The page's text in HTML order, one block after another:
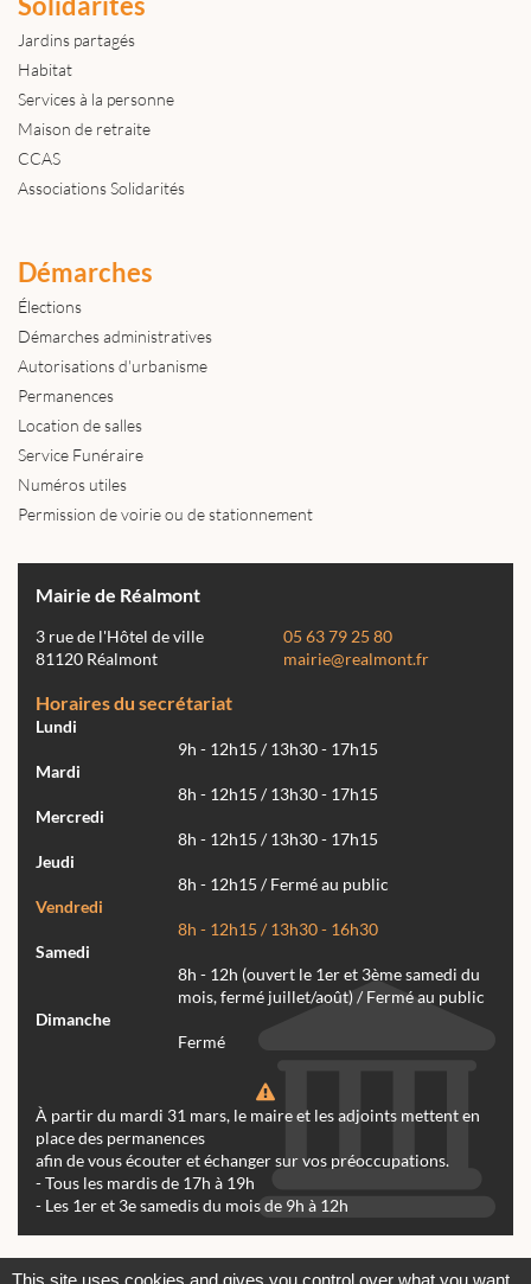
Solidarités
Jardins partagés
Habitat
Services à la personne
Maison de retraite
CCAS
Associations Solidarités
Démarches
Élections
Démarches administratives
Autorisations d'urbanisme
Permanences
Location de salles
Service Funéraire
Numéros utiles
Permission de voirie ou de stationnement
Mairie de Réalmont
3 rue de l'Hôtel de ville
81120 Réalmont
05 63 79 25 80
mairie@realmont.fr
Horaires du secrétariat
Lundi
9h - 12h15 / 13h30 - 17h15
Mardi
8h - 12h15 / 13h30 - 17h15
Mercredi
8h - 12h15 / 13h30 - 17h15
Jeudi
8h - 12h15 / Fermé au public
Vendredi
8h - 12h15 / 13h30 - 16h30
Samedi
8h - 12h (ouvert le 1er et 3ème samedi du
mois, fermé juillet/août) / Fermé au public
Dimanche
Fermé
À partir du mardi 31 mars, le maire et les adjoints mettent en
place des permanences
afin de vous écouter et échanger sur vos préoccupations.
- Tous les mardis de 17h à 19h
- Les 1er et 3e samedis du mois de 9h à 12h
This site uses cookies and gives you control over what you want